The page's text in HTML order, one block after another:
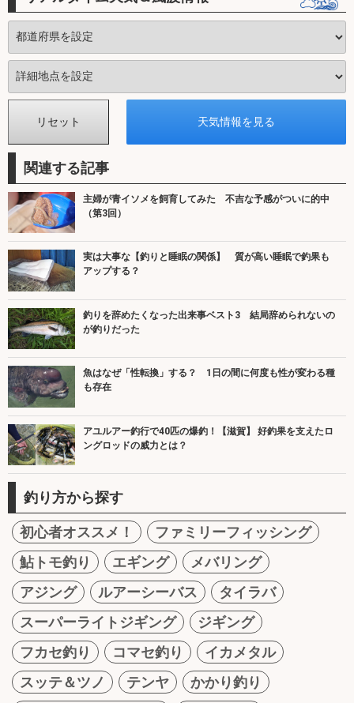
関連する記事
主婦が青イソメを飼育してみた 不吉な予感がついに的中
（第3回）
実は大事な【釣りと睡眠の関係】 質が高い睡眠で釣果も
アップする？
釣りを辞めたくなった出来事ベスト3 結局辞められないの
が釣りだった
魚はなぜ「性転換」する？ 1日の間に何度も性が変わる種
も存在
アユルアー釣行で40匹の爆釣！【滋賀】 好釣果を支えたロ
ングロッドの威力とは？
釣り方から探す
初心者オススメ！
ファミリーフィッシング
鮎トモ釣り
エギング
メバリング
アジング
ルアーシーバス
タイラバ
スーパーライトジギング
ジギング
フカセ釣り
コマセ釣り
イカメタル
スッテ＆ツノ
テンヤ
かかり釣り